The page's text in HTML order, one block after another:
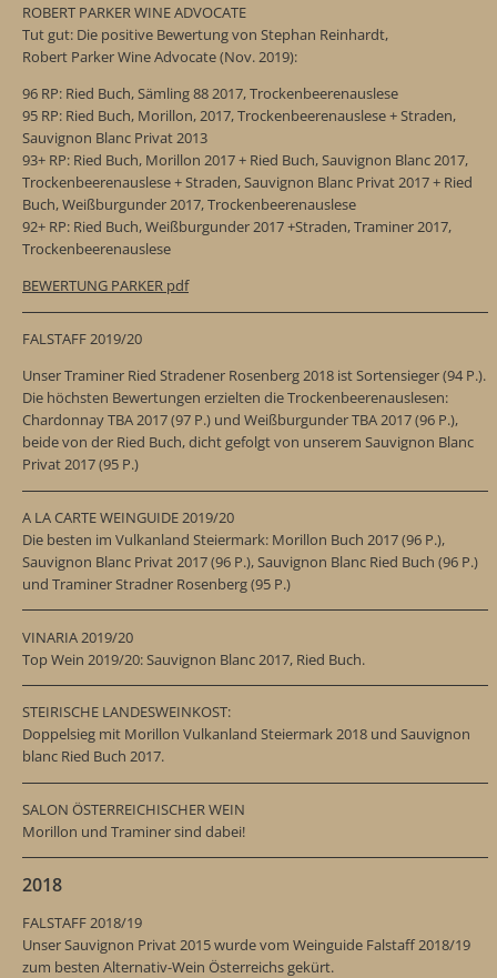
ROBERT PARKER WINE ADVOCATE
Tut gut: Die positive Bewertung von Stephan Reinhardt,
Robert Parker Wine Advocate (Nov. 2019):
96 RP: Ried Buch, Sämling 88 2017, Trockenbeerenauslese
95 RP: Ried Buch, Morillon, 2017, Trockenbeerenauslese + Straden,
Sauvignon Blanc Privat 2013
93+ RP: Ried Buch, Morillon 2017 + Ried Buch, Sauvignon Blanc 2017,
Trockenbeerenauslese + Straden, Sauvignon Blanc Privat 2017 + Ried
Buch, Weißburgunder 2017, Trockenbeerenauslese
92+ RP: Ried Buch, Weißburgunder 2017 +Straden, Traminer 2017,
Trockenbeerenauslese
BEWERTUNG PARKER pdf
FALSTAFF 2019/20
Unser Traminer Ried Stradener Rosenberg 2018 ist Sortensieger (94 P.).
Die höchsten Bewertungen erzielten die Trockenbeerenauslesen:
Chardonnay TBA 2017 (97 P.) und Weißburgunder TBA 2017 (96 P.),
beide von der Ried Buch, dicht gefolgt von unserem Sauvignon Blanc
Privat 2017 (95 P.)
A LA CARTE WEINGUIDE 2019/20
Die besten im Vulkanland Steiermark: Morillon Buch 2017 (96 P.),
Sauvignon Blanc Privat 2017 (96 P.), Sauvignon Blanc Ried Buch (96 P.)
und Traminer Stradner Rosenberg (95 P.)
VINARIA 2019/20
Top Wein 2019/20: Sauvignon Blanc 2017, Ried Buch.
STEIRISCHE LANDESWEINKOST:
Doppelsieg mit Morillon Vulkanland Steiermark 2018 und Sauvignon
blanc Ried Buch 2017.
SALON ÖSTERREICHISCHER WEIN
Morillon und Traminer sind dabei!
2018
FALSTAFF 2018/19
Unser Sauvignon Privat 2015 wurde vom Weinguide Falstaff 2018/19
zum besten Alternativ-Wein Österreichs gekürt.